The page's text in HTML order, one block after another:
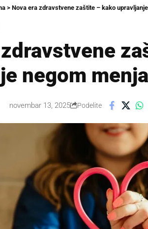
> Nova era zdravstvene zaštite – kako
negom
novembar 13, 2025 Podelite